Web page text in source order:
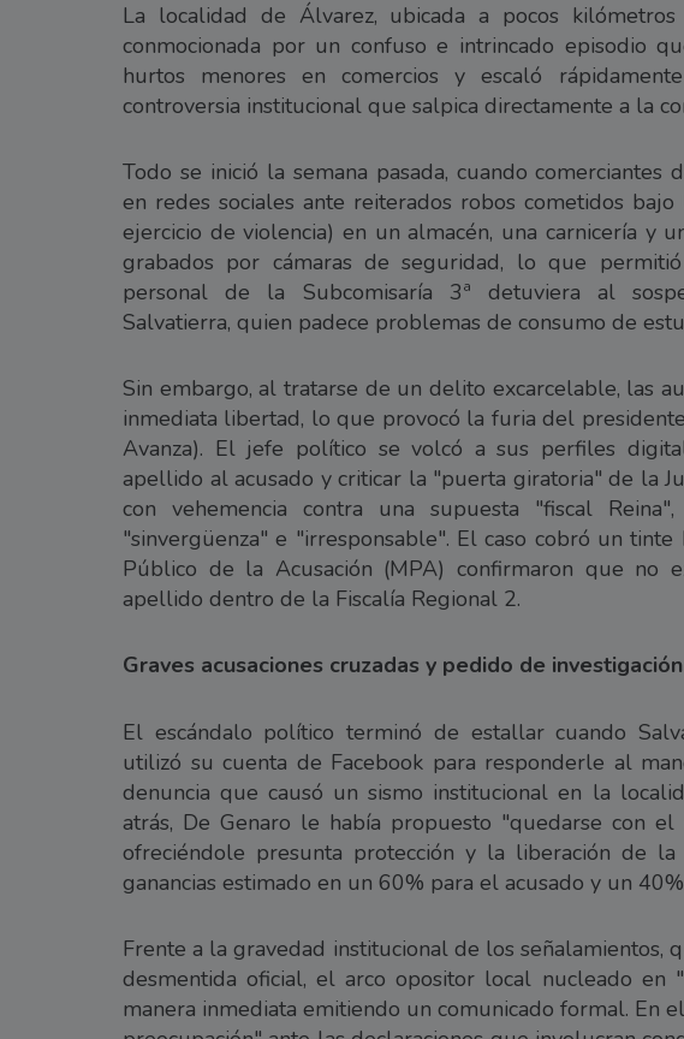
La localidad de Álvarez, ubicada a pocos
conmocionada por un confuso e intrincado episodio
hurtos menores en comercios y escaló
controversia institucional que salpica directamente a la
Todo se inició la semana pasada, cuando
en redes sociales ante reiterados robos cometidos
ejercicio de violencia) en un almacén, una carnicería y
grabados por cámaras de seguridad, lo que
personal de la Subcomisaría 3ª detuviera al
Salvatierra, quien padece problemas de consumo de
Sin embargo, al tratarse de un delito excarcelable, las
inmediata libertad, lo que provocó la furia del
Avanza). El jefe político se volcó a sus perfiles
apellido al acusado y criticar la "puerta giratoria" de la
con vehemencia contra una supuesta "fiscal
"sinvergüenza" e "irresponsable". El caso cobró un
Público de la Acusación (MPA) confirmaron que no
apellido dentro de la Fiscalía Regional 2.
Graves acusaciones cruzadas y pedido de investigación
El escándalo político terminó de estallar cuando
utilizó su cuenta de Facebook para responderle al
denuncia que causó un sismo institucional en la
atrás, De Genaro le había propuesto "quedarse con
ofreciéndole presunta protección y la liberación de
ganancias estimado en un 60% para el acusado y un
Frente a la gravedad institucional de los señalamientos,
desmentida oficial, el arco opositor local nucleado en
manera inmediata emitiendo un comunicado formal. En